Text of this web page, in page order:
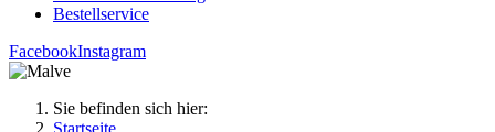
Bestell­ser­vice
FacebookInstagram
Sie befinden sich hier:
Startseite